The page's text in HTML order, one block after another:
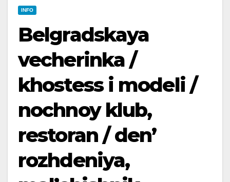
INFO
Belgradskaya
vecherinka /
khostess i modeli /
nochnoy klub,
restoran / den’
rozhdeniya,